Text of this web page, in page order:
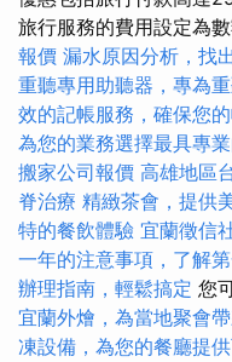
旅行服務的費用設定為數
報價 漏水原因分析，找
重聽專用助聽器，專為
效的記帳服務，確保您
為您的業務選擇最具專
搬家公司報價 高雄地區
脊治療 精緻茶會，提供
特的餐飲體驗 宜蘭徵信
一年的注意事項，了解
辦理指南，輕鬆搞定 您
宜蘭外燴，為當地聚會
凍設備，為您的餐廳提